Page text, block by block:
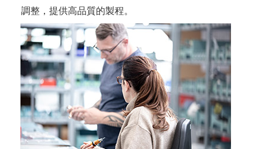
調整，提供高品質的製程。